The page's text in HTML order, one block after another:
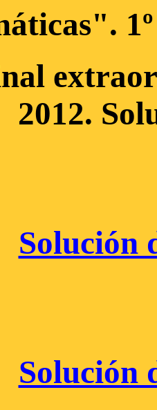
2012.
Solución
Solución